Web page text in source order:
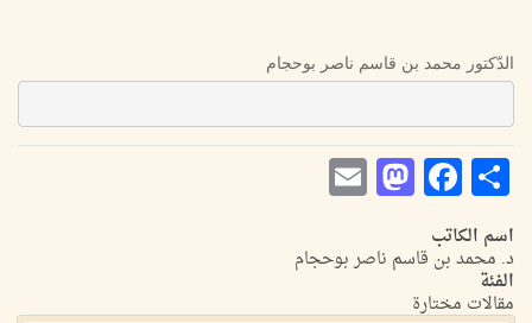
الدّكتور محمد بن قاسم ناصر بوحجام
Share
Facebook
Mastodon
اسم الكاتب
د. محمد بن قاسم ناصر بوحجام
الفئة
مقالات مختارة